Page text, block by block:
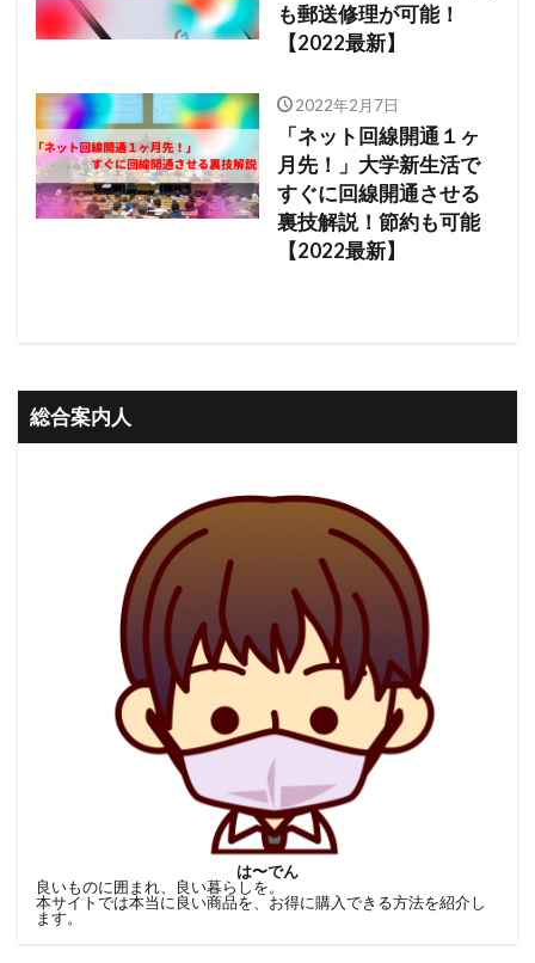
も郵送修理が可能！
【2022最新】
2022年2月7日
「ネット回線開通１ヶ
月先！」大学新生活で
すぐに回線開通させる
裏技解説！節約も可能
【2022最新】
総合案内人
は〜でん
良いものに囲まれ、良い暮らしを。
本サイトでは本当に良い商品を、お得に購入できる方法を紹介し
ます。